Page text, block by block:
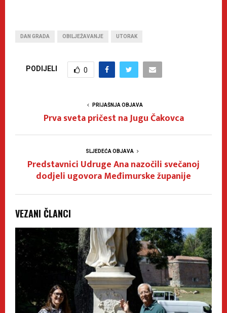
DAN GRADA OBILJEŽAVANJE UTORAK
PODIJELI 0
PRIJAŠNJA OBJAVA
Prva sveta pričest na Jugu Čakovca
SLJEDEĆA OBJAVA
Predstavnici Udruge Ana nazočili svečanoj
dodjeli ugovora Međimurske županije
VEZANI ČLANCI